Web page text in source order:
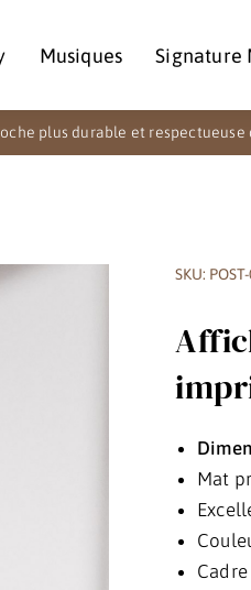
Musiques Signature
plus durable et
SKU:
Mat